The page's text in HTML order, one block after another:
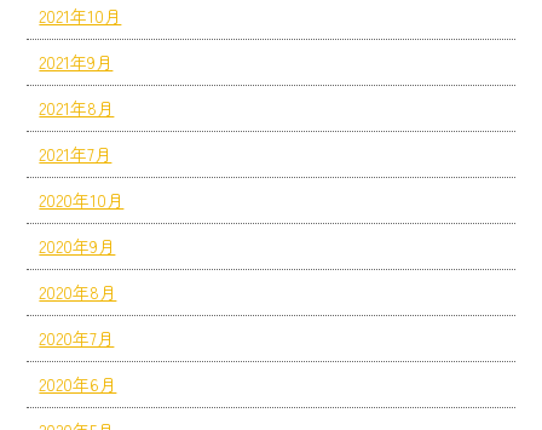
2021年10月
2021年9月
2021年8月
2021年7月
2020年10月
2020年9月
2020年8月
2020年7月
2020年6月